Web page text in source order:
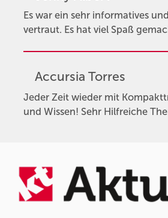
Es war ein sehr informatives
vertraut. Es hat viel Spaß
Accursia Torres
Jeder Zeit wieder mit
und Wissen! Sehr Hilfreiche